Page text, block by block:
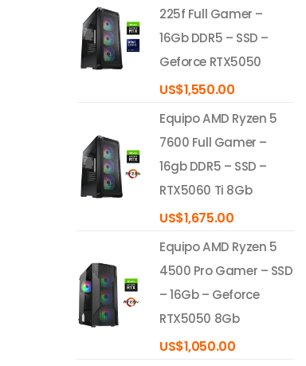
225f Full Gamer –
16Gb DDR5 – SSD –
Geforce RTX5050
US$1,550.00
Equipo AMD Ryzen 5
7600 Full Gamer –
16gb DDR5 – SSD –
RTX5060 Ti 8Gb
US$1,675.00
Equipo AMD Ryzen 5
4500 Pro Gamer – SSD
– 16Gb – Geforce
RTX5050 8Gb
US$1,050.00